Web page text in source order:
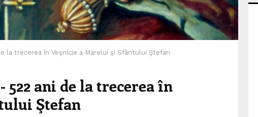
la trecerea în Veşnicie a Marelui şi Sfântului Ştefan
ani de la trecerea în
Ştefan